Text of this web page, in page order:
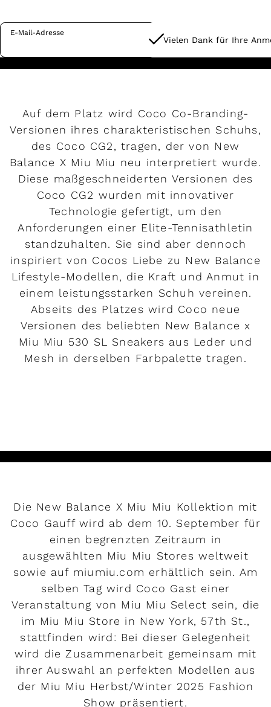
E-Mail-Adresse
Vielen Dank für Ihre
Auf dem Platz wird Coco Co-Branding-
Versionen ihres charakteristischen Schuhs,
des Coco CG2, tragen, der von New
Balance X Miu Miu neu interpretiert wurde.
Diese maßgeschneiderten Versionen des
Coco CG2 wurden mit innovativer
Technologie gefertigt, um den
Anforderungen einer Elite-Tennisathletin
standzuhalten. Sie sind aber dennoch
inspiriert von Cocos Liebe zu New Balance
Lifestyle-Modellen, die Kraft und Anmut in
einem leistungsstarken Schuh vereinen.
Abseits des Platzes wird Coco neue
Versionen des beliebten New Balance x
Miu Miu 530 SL Sneakers aus Leder und
Mesh in derselben Farbpalette tragen.
Die New Balance X Miu Miu Kollektion mit
Coco Gauff wird ab dem 10. September für
einen begrenzten Zeitraum in
ausgewählten Miu Miu Stores weltweit
sowie auf miumiu.com erhältlich sein. Am
selben Tag wird Coco Gast einer
Veranstaltung von Miu Miu Select sein, die
im Miu Miu Store in New York, 57th St.,
stattfinden wird: Bei dieser Gelegenheit
wird die Zusammenarbeit gemeinsam mit
ihrer Auswahl an perfekten Modellen aus
der Miu Miu Herbst/Winter 2025 Fashion
Show präsentiert.